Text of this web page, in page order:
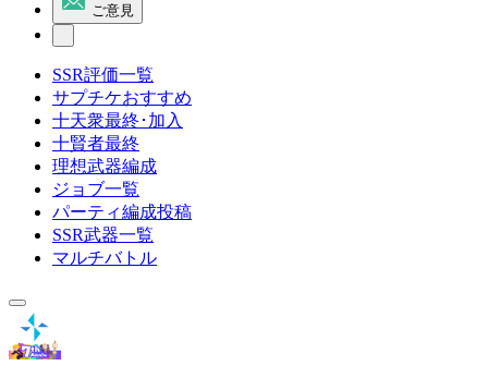
ご意見
SSR評価一覧
サプチケおすすめ
十天衆最終･加入
十賢者最終
理想武器編成
ジョブ一覧
パーティ編成投稿
SSR武器一覧
マルチバトル